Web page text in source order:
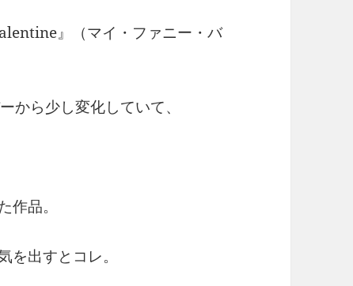
』（マイ・ファニー・バ
から少し変化していて、
作品。
出すとコレ。